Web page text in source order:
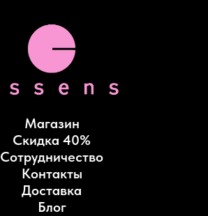
Магазин
Скидка 40%
Сотрудничество
Контакты
Доставка
Блог